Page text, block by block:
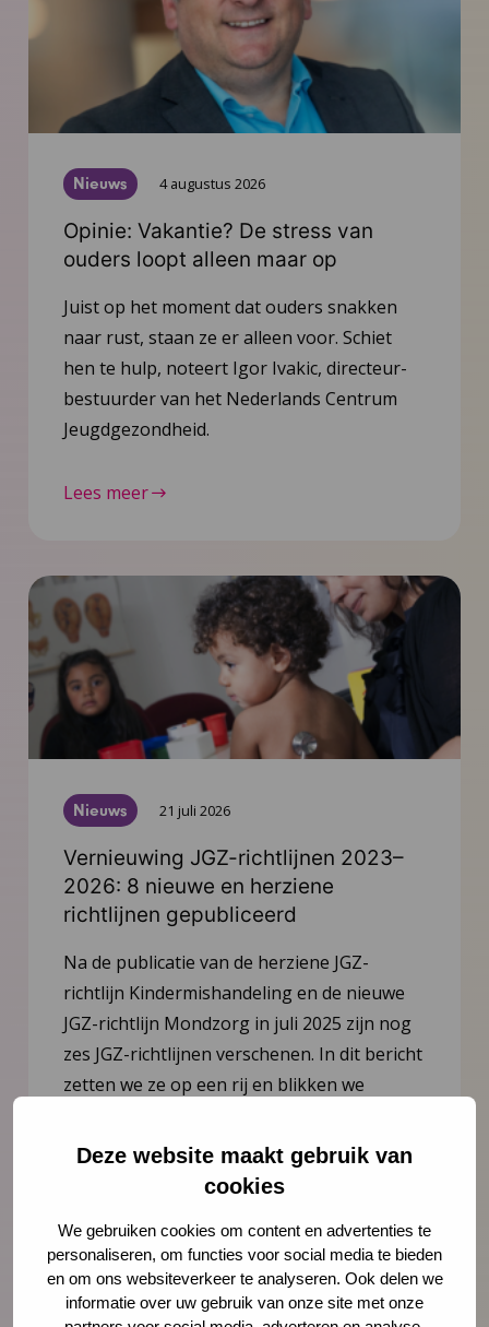
Deze website maakt gebruik van
cookies
We gebruiken cookies om content en advertenties te
personaliseren, om functies voor social media te bieden
en om ons websiteverkeer te analyseren. Ook delen we
informatie over uw gebruik van onze site met onze
Nieuws 4 augustus 2026
Opinie: Vakantie? De stress van
ouders loopt alleen maar op
Juist op het moment dat ouders snakken
naar rust, staan ze er alleen voor. Schiet
hen te hulp, noteert Igor Ivakic, directeur-
bestuurder van het Nederlands Centrum
Jeugdgezondheid.
Lees meer
Nieuws 21 juli 2026
Vernieuwing JGZ-richtlijnen 2023–
2026: 8 nieuwe en herziene
richtlijnen gepubliceerd
Na de publicatie van de herziene JGZ-
richtlijn Kindermishandeling en de nieuwe
JGZ-richtlijn Mondzorg in juli 2025 zijn nog
zes JGZ-richtlijnen verschenen. In dit bericht
zetten we ze op een rij en blikken we
worden verwacht.